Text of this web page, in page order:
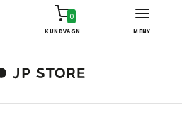
0
KUNDVAGN MENY